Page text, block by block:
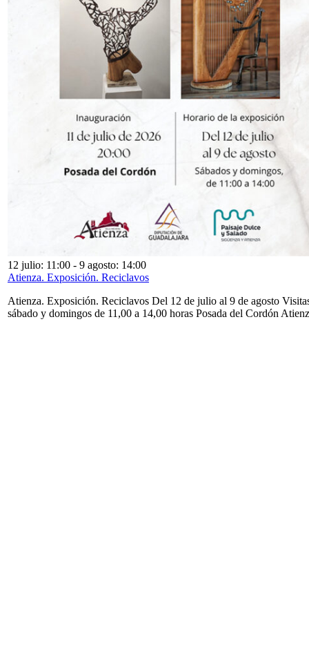
12 julio: 11:00 - 9 agosto: 14:00
Atienza. Exposición. Reciclavos
Atienza. Exposición. Reciclavos Del 12 de julio al 9 de agosto
sábado y domingos de 11,00 a 14,00 horas Posada del Cordón